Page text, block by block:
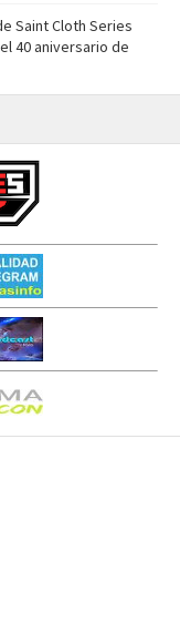
Saint Cloth Series
40 aniversario de